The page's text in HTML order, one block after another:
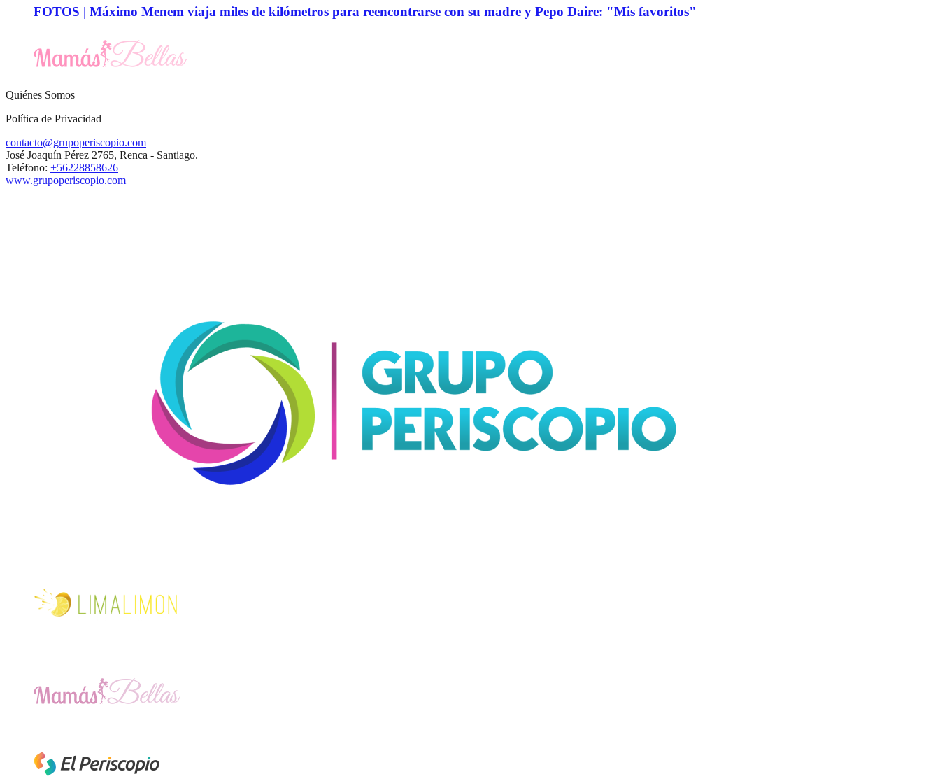
FOTOS | Máximo Menem viaja miles de kilómetros para reencontrarse con su madre y Pepo Daire: "Mis favoritos"
Quiénes Somos
Política de Privacidad
contacto@grupoperiscopio.com
José Joaquín Pérez 2765, Renca - Santiago.
Teléfono: +56228858626
www.grupoperiscopio.com